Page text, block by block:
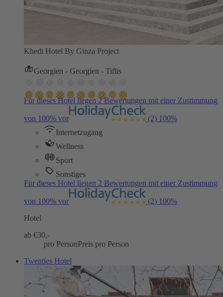
Khedi Hotel By Ginza Project
Georgien - Georgien - Tiflis
Für dieses Hotel liegen 2 Bewertungen mit einer Zustimmung
von 100% vor (2) 100%
Internetzugang
Wellness
Sport
Sonstiges
Für dieses Hotel liegen 2 Bewertungen mit einer Zustimmung
von 100% vor (2) 100%
Hotel
ab €30,-
pro PersonPreis pro Person
Twenties Hotel